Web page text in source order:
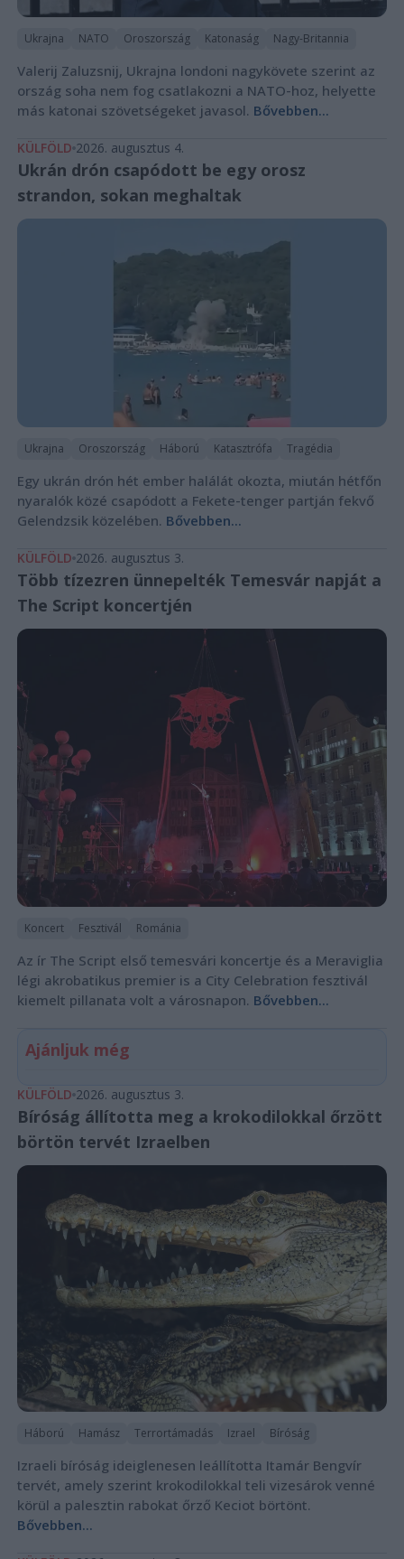
Ukrajna NATO Oroszország Katonaság Nagy-Britannia
Valerij Zaluzsnij, Ukrajna londoni nagykövete szerint az
ország soha nem fog csatlakozni a NATO-hoz, helyette
más katonai szövetségeket javasol. Bővebben...
KÜLFÖLD 2026. augusztus 4.
Ukrán drón csapódott be egy orosz
strandon, sokan meghaltak
Ukrajna Oroszország Háború Katasztrófa Tragédia
Egy ukrán drón hét ember halálát okozta, miután hétfőn
nyaralók közé csapódott a Fekete-tenger partján fekvő
Gelendzsik közelében. Bővebben...
KÜLFÖLD 2026. augusztus 3.
Több tízezren ünnepelték Temesvár napját a
The Script koncertjén
Koncert Fesztivál Románia
Az ír The Script első temesvári koncertje és a Meraviglia
légi akrobatikus premier is a City Celebration fesztivál
kiemelt pillanata volt a városnapon. Bővebben...
Ajánljuk még
KÜLFÖLD 2026. augusztus 3.
Bíróság állította meg a krokodilokkal őrzött
börtön tervét Izraelben
Háború Hamász Terrortámadás Izrael Bíróság
Izraeli bíróság ideiglenesen leállította Itamár Bengvír
tervét, amely szerint krokodilokkal teli vizesárok venné
körül a palesztin rabokat őrző Keciot börtönt.
Bővebben...